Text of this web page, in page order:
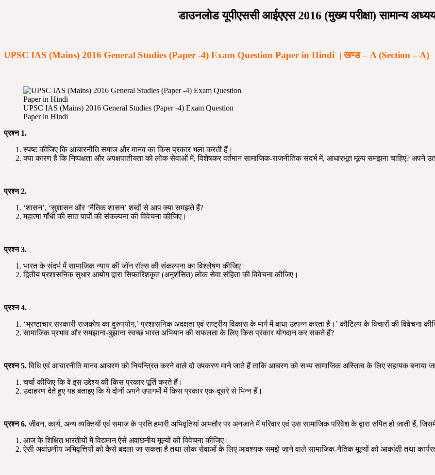
डाउनलोड यूपीएससी आईएएस 2016 (मुख्य परीक्षा) सामान्य
UPSC IAS (Mains) 2016 General Studies (Paper -4) Exam Question Paper in Hindi | खण्ड – A (Section – A)
UPSC IAS (Mains) 2016 General Studies (Paper -4) Exam Question
Paper in Hindi
प्रश्न 1.
स्पष्ट कीजिए कि आचारनीति समाज और मानव का किस प्रकार भला करती हैं।
क्या कारण है कि निष्पक्षता और अपक्षपातीयता को लोक सेवाओं में, विशेषकर वर्तमान सामाजिक-राजनीतिक संदर्भ में, आधारभूत मूल्य समझना चाहिए? अपने
प्रश्न2.
‘शासन’, ‘सुशासन और ‘नैतिक शासन’ शब्दों से आप क्या समझते हैं?
महात्मा गाँधी की सात पापों की संकल्पना की विवेचना कीजिए।
प्रश्न3.
भारत के संदर्भ में सामाजिक न्याय की जॉन रॉल्स की संकल्पना का विश्लेषण कीजिए।
द्वितीय प्रशासनिक सुधार आयोग द्वारा सिफारिशकृत (अनुशंसित) लोक सेवा संहिता की विवेचना कीजिए।
प्रश्न4.
‘भ्रष्टाचार सरकारी राजकोष का दुरुपयोग,’ प्रशासनिक अदक्षता एवं राष्ट्रीय विकास के मार्ग में बाधा उत्पन्न करता है।’ कौटिल्य के विचारों की विवेचना
सामाजिक प्रभाव और समझाना-बुझाना स्वच्छ भारत अभियान की सफलता के लिए किस प्रकार योगदान कर सकते हैं?
प्रश्न5.विधि एवं आचारनीति मानव आचरण को नियन्त्रित करने वाले दो उपकरण माने जाते हैं ताकि आचरण को सभ्य सामाजिक अस्तित्व के लिए सहायक बनाया
चर्चा कीजिए कि वे इस उद्देश्य की किस प्रकार पूर्ति करते हैं।
उदाहरण देते हुए यह बताइए कि ये दोनों अपने उपागमों में किस प्रकार एक-दूसरे से भिन्न हैं।
प्रश्न6.जीवन, कार्य, अन्य व्यक्तियों एवं समाज के प्रति हमारी अभिवृतियां आमतौर पर अनजाने में परिवार एवं उस सामाजिक परिवेश के द्वारा रुपित हो जाती हैं,
आज के शिक्षित भारतीयों में विद्यमान ऐसे अवांछनीय मूल्यों की विवेचना कीजिए।
ऐसी अवांछनीय अभिवृत्तियों को कैसे बदला जा सकता है तथा लोक सेवाओं के लिए आवश्यक समझे जाने वाले सामाजिक-नैतिक मूल्यों को आकांक्षी तथा